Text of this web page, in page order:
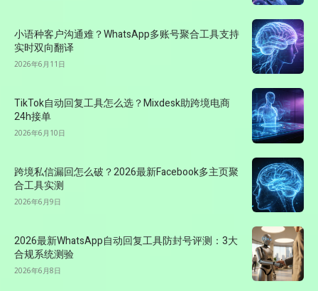
小语种客户沟通难？WhatsApp多账号聚合工具支持
实时双向翻译
2026年6月11日
TikTok自动回复工具怎么选？Mixdesk助跨境电商
24h接单
2026年6月10日
跨境私信漏回怎么破？2026最新Facebook多主页聚
合工具实测
2026年6月9日
2026最新WhatsApp自动回复工具防封号评测：3大
合规系统测验
2026年6月8日